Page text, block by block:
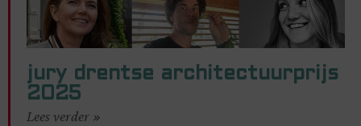
jury drentse architectuurprijs
2025
Lees verder »